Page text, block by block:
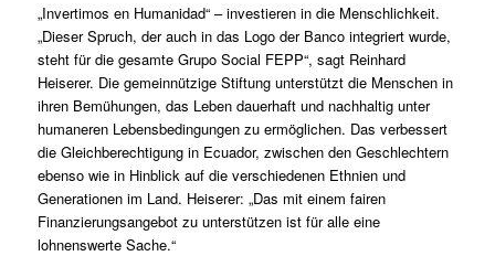
„Invertimos en Humanidad“ – investieren in die Menschlichkeit.
„Dieser Spruch, der auch in das Logo der Banco integriert wurde,
steht für die gesamte Grupo Social FEPP“, sagt Reinhard
Heiserer. Die gemeinnützige Stiftung unterstützt die Menschen in
ihren Bemühungen, das Leben dauerhaft und nachhaltig unter
humaneren Lebensbedingungen zu ermöglichen. Das verbessert
die Gleichberechtigung in Ecuador, zwischen den Geschlechtern
ebenso wie in Hinblick auf die verschiedenen Ethnien und
Generationen im Land. Heiserer: „Das mit einem fairen
Finanzierungsangebot zu unterstützen ist für alle eine
lohnenswerte Sache.“